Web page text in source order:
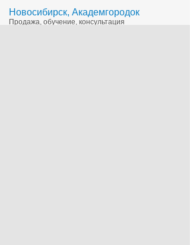
Новосибирск, Академгородок
Продажа, обучение, консультация